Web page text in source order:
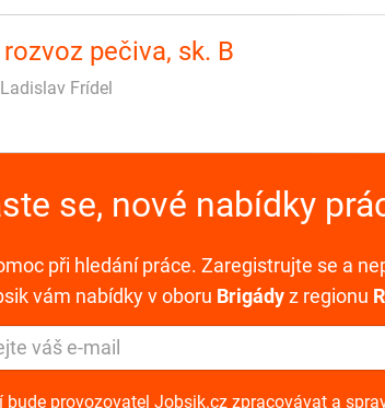
pečiva, sk. B
Ladislav Frídel
se, nové nabídky
při hledání práce. Zaregistrujte se a
vám nabídky v oboru Brigádyz regionu
bude provozovatel Jobsik.cz zpracovávat a